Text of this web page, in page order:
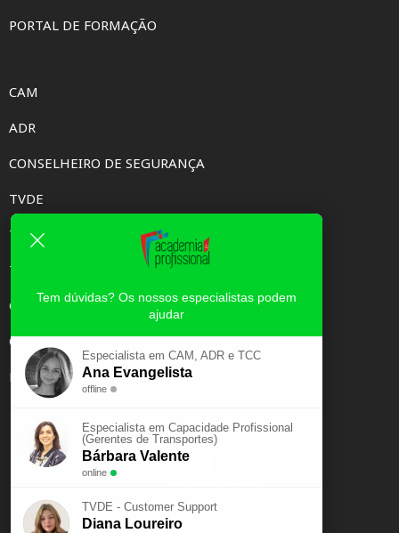
PORTAL DE FORMAÇÃO
CAM
ADR
CONSELHEIRO DE SEGURANÇA
TVDE
TAXI
TCC
CAPACIDADE PROFISSIONAL
CURSOS E-LEARNING
EXAME PSICOTÉCNICO
Tem dúvidas? Os nossos especialistas podem
ajudar
Especialista em CAM, ADR e TCC
Ana Evangelista
offline
Especialista em Capacidade Profissional
(Gerentes de Transportes)
Bárbara Valente
online
TVDE - Customer Support
Diana Loureiro